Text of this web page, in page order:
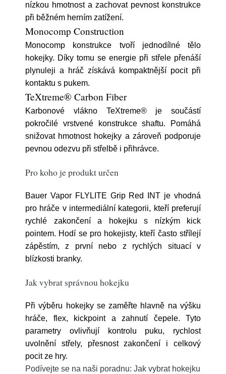
nízkou hmotnost a zachovat pevnost konstrukce
při běžném herním zatížení.
Monocomp Construction
Monocomp konstrukce tvoří jednodílné tělo
hokejky. Díky tomu se energie při střele přenáší
plynuleji a hráč získává kompaktnější pocit při
kontaktu s pukem.
TeXtreme® Carbon Fiber
Karbonové vlákno TeXtreme® je součástí
pokročilé vrstvené konstrukce shaftu. Pomáhá
snižovat hmotnost hokejky a zároveň podporuje
pevnou odezvu při střelbě i přihrávce.
Pro koho je produkt určen
Bauer Vapor FLYLITE Grip Red INT je vhodná
pro hráče v intermediální kategorii, kteří preferují
rychlé zakončení a hokejku s nízkým kick
pointem. Hodí se pro hokejisty, kteří často střílejí
zápěstím, z první nebo z rychlých situací v
blízkosti branky.
Jak vybrat správnou hokejku
Při výběru hokejky se zaměřte hlavně na výšku
hráče, flex, kickpoint a zahnutí čepele. Tyto
parametry ovlivňují kontrolu puku, rychlost
uvolnění střely, přesnost zakončení i celkový
pocit ze hry.
Podívejte se na naši poradnu: Jak vybrat hokejku